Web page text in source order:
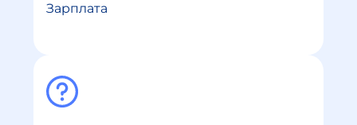
Зарплата